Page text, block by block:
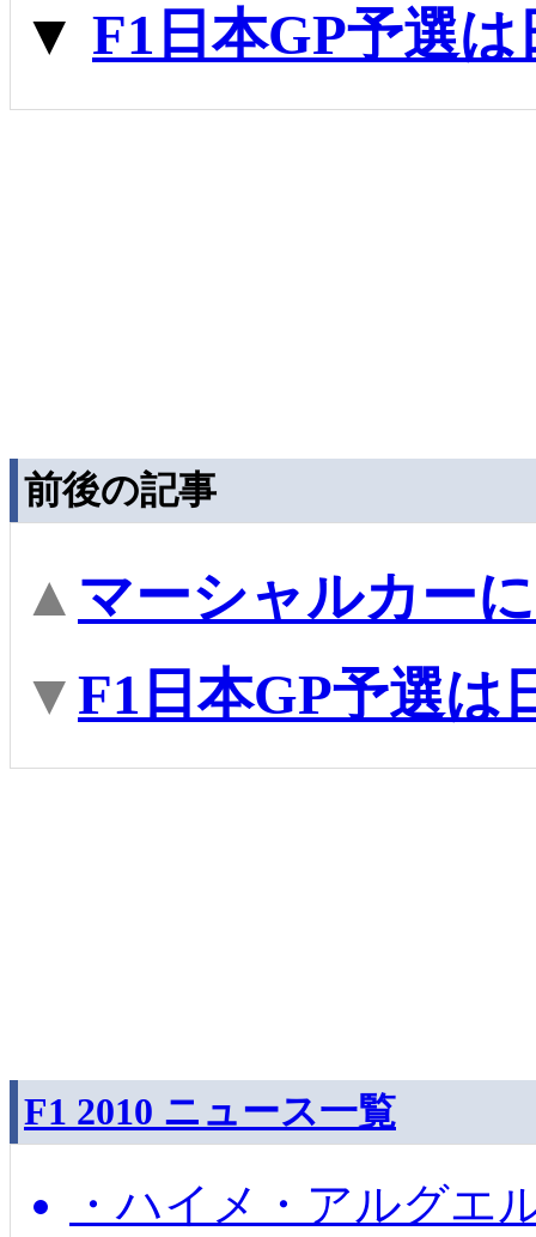
▼ F1日本GP予選
前後の記事
▲ マーシャルカー
▼F1日本GP予選は
F1 2010 ニュース一覧
・ハイメ・アルグエ